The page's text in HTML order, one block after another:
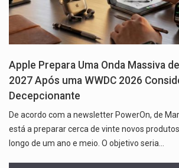
Apple Prepara Uma Onda Massiva
2027 Após uma WWDC 2026
Decepcionante
De acordo com a newsletter PowerOn, de
está a preparar cerca de vinte novos
longo de um ano e meio. O objetivo seria…